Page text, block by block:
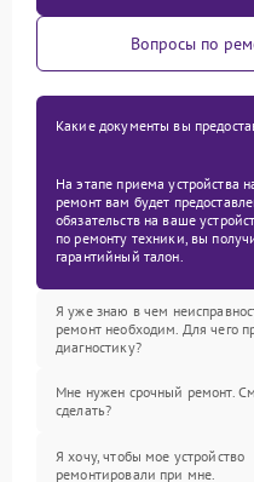
Вопросы по
Какие документы вы
На этапе приема устройства
ремонт вам будет
обязательств на ваше
по ремонту техники, вы
гарантийный талон.
Я уже знаю в чем
ремонт необходим. Для чего
диагностику?
Мне нужен срочный ремонт.
сделать?
Я хочу, чтобы мое устройство
ремонтировали при мне.